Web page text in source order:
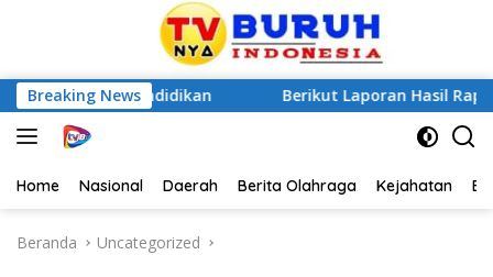
Breaking News
Pendidikan Berikut Laporan Hasil Rapat
Home Nasional Daerah Berita Olahraga Kejahatan
Beranda Uncategorized